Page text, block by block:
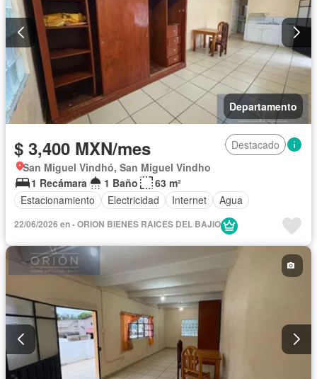
Departamento
$ 3,400 MXN/mes
Destacado
San Miguel Vindhó, San Miguel Vindho
1 Recámara
1 Baño
63 m²
Estacionamiento
Electricidad Internet Agua
22/06/2026 en - ORION BIENES RAICES DEL BAJIO